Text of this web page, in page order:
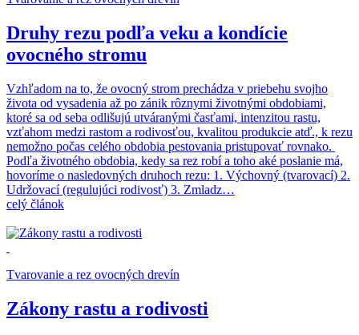
Druhy rezu podľa veku a kondície
ovocného stromu
Vzhľadom na to, že ovocný strom prechádza v priebehu svojho
života od vysadenia až po zánik rôznymi životnými obdobiami,
ktoré sa od seba odlišujú utváranými časťami, intenzitou rastu,
vzťahom medzi rastom a rodivosťou, kvalitou produkcie atď., k rezu
nemožno počas celého obdobia pestovania pristupovať rovnako.
Podľa životného obdobia, kedy sa rez robí a toho aké poslanie má,
hovoríme o nasledovných druhoch rezu: 1. Výchovný (tvarovací) 2.
Udržovací (regulujúci rodivosť) 3. Zmladz…
celý článok
Tvarovanie a rez ovocných drevín
Zákony rastu a rodivosti